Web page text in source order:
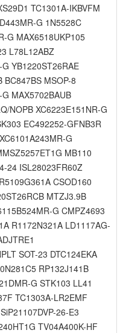
TC1301A-IKBVFM
G 1N5528C
G MAX6518UKP105
L78L12ABZ
YB1220ST26RAE
BC847BS MSOP-8
MAX5702BAUB
NOPB XC6223E151NR-G
EC492252-GFNB3R
G
MB110
24 ISL28023FR60Z
CSOD160
MTZJ3.9B
G CMPZ4693
R1172N321A LD1117AG-
SOT-23 DTC124EKA
RP132J141B
G STK103 LL41
TC1303A-LR2EMF
26-E3
TV04A400K-HF